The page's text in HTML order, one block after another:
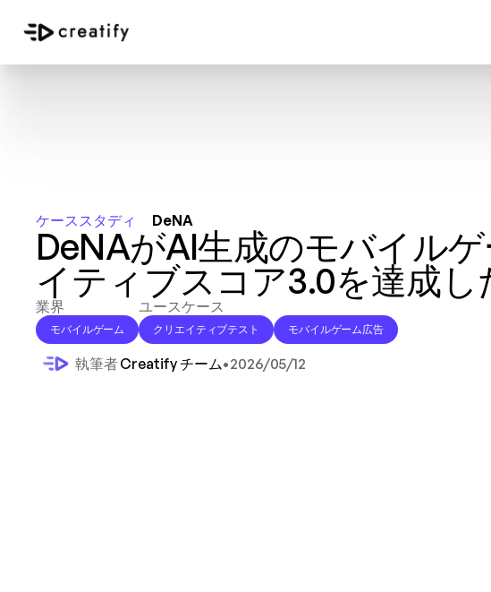
ケーススタディ DeNA
DeNAがAI生成のモバイル
イティブスコア3.0を達成し
業界
モバイルゲーム
ユースケース
クリエイティブテスト モバイルゲーム広告
執筆者 Creatify チーム•2026/05/12